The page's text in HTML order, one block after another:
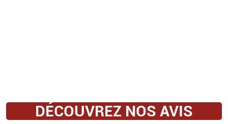
DÉCOUVREZ NOS AVIS